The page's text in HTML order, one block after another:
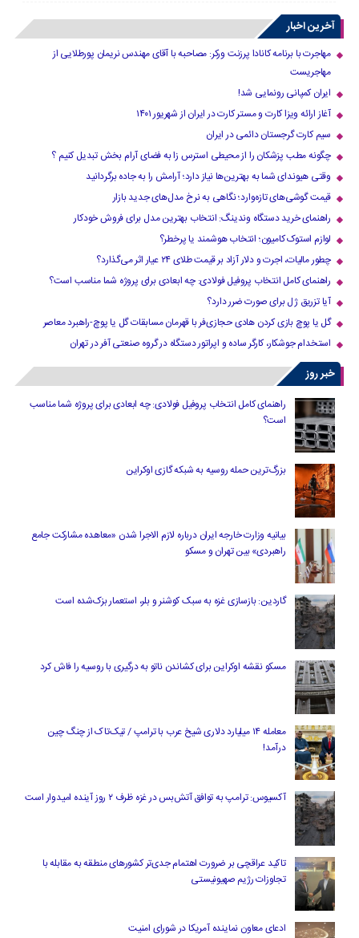
آخرین اخبار
مهاجرت با برنامه کانادا پرزنت ورکر: مصاحبه با آقای مهندس نریمان پورطلایی از
مهاجریست
ایران کمپانی رونمایی شد!
آغاز ارائه ویزا کارت و مستر کارت در ایران از شهریور ۱۴۰۱
سیم کارت گرجستان دائمی در ایران
چگونه مطب پزشکان را از محیطی استرس زا به فضای آرام بخش تبدیل کنیم ؟
وقتی هیوندای شما به بهترین‌ها نیاز دارد؛ آرامش را به جاده برگردانید
قیمت گوشی‌های تازه‌وارد؛ نگاهی به نرخ مدل‌های جدید بازار
راهنمای خرید دستگاه وندینگ: انتخاب بهترین مدل برای فروش خودکار
لوازم استوک کامیون؛ انتخاب هوشمند یا پرخطر؟
چطور مالیات، اجرت و دلار آزاد بر قیمت طلای ۲۴ عیار اثر می‌گذارد؟
راهنمای کامل انتخاب پروفیل فولادی: چه ابعادی برای پروژه شما مناسب است؟
آیا تزریق ژل برای صورت ضرر دارد​؟
گل یا پوچ بازی کردن هادی حجازی‌فر با قهرمان مسابقات گل یا پوچ-راهبرد معاصر
استخدام جوشکار، کارگر ساده و اپراتور دستگاه در گروه صنعتی آفر در تهران
خبر روز
راهنمای کامل انتخاب پروفیل فولادی: چه ابعادی برای پروژه شما مناسب
است؟
بزرگ‌ترین حمله روسیه به شبکه گازی اوکراین
بیانیه وزارت خارجه ایران درباره لازم‌ الاجرا شدن «معاهده مشارکت جامع
راهبردی» بین تهران و مسکو
گاردین: بازسازی غزه به سبک کوشنر و بلر، استعمار بزک‌شده است
مسکو نقشه اوکراین برای کشاندن ناتو به درگیری با روسیه را فاش کرد
معامله ۱۴ میلیارد دلاری شیخ عرب با ترامپ / تیک‌تاک از چنگ چین
درآمد!
آکسیوس: ترامپ به توافق آتش‌بس در غزه ظرف ۲ روز آینده امیدوار است
تاکید عراقچی بر ضرورت اهتمام جدی‌تر کشورهای منطقه به مقابله با
تجاوزات رژیم صهیونیستی
ادعای معاون نماینده آمریکا در شورای امنیت